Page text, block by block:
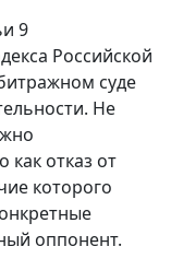
9
Российской
суде
Не
как отказ от
которого
оппонент.